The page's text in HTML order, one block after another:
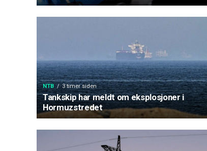
NTB 3 timer siden
Tankskip har meldt om eksplosjoner i
Hormuzstredet